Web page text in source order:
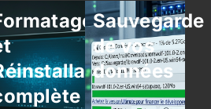
Sauvegarde
de vos
données